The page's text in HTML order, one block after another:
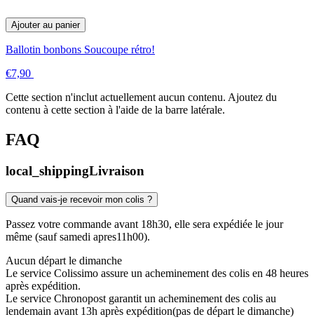
Ajouter au panier
Ballotin bonbons Soucoupe rétro!
€7,90
Cette section n'inclut actuellement aucun contenu. Ajoutez du
contenu à cette section à l'aide de la barre latérale.
FAQ
local_shippingLivraison
Quand vais-je recevoir mon colis ?
Passez votre commande avant 18h30, elle sera expédiée le jour
même (sauf samedi apres11h00).
Aucun départ le dimanche
Le service Colissimo assure un acheminement des colis en 48 heures
après expédition.
Le service Chronopost garantit un acheminement des colis au
lendemain avant 13h après expédition(pas de départ le dimanche)